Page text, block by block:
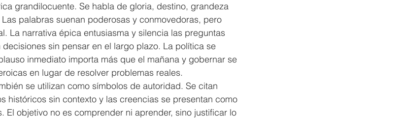
grandilocuente. Se habla de gloria, destino, grandeza
palabras suenan poderosas y conmovedoras, pero
La narrativa épica entusiasma y silencia las preguntas
sin pensar en el largo plazo. La política se
inmediato importa más que el mañana y gobernar se
en lugar de resolver problemas reales.
se utilizan como símbolos de autoridad. Se citan
históricos sin contexto y las creencias se presentan como
El objetivo no es comprender ni aprender, sino justificar lo